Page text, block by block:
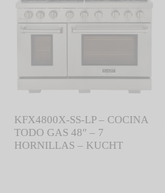
KFX4800X-SS-LP – COCINA
TODO GAS 48″ – 7
HORNILLAS – KUCHT